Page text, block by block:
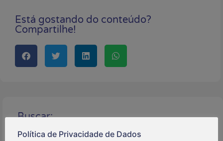
Está gostando do conteúdo?
Compartilhe!
Buscar:
Política de Privacidade de Dados